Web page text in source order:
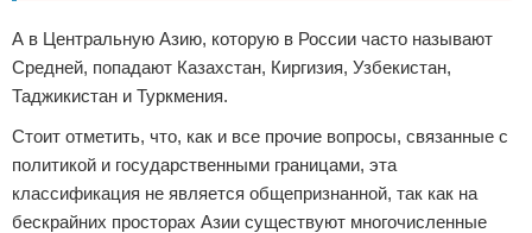
А в Центральную Азию, которую в России часто называют
Средней, попадают Казахстан, Киргизия, Узбекистан,
Таджикистан и Туркмения.
Стоит отметить, что, как и все прочие вопросы, связанные с
политикой и государственными границами, эта
классификация не является общепризнанной, так как на
бескрайних просторах Азии существуют многочисленные